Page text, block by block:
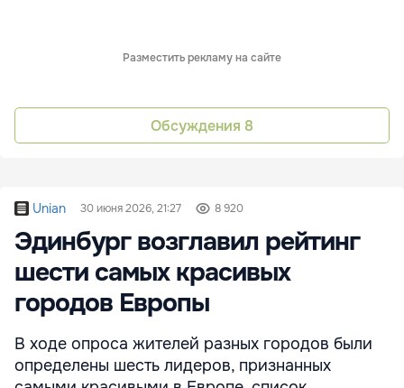
Разместить рекламу на сайте
Обсуждения 8
Unian 30 июня 2026, 21:27 8 920
Эдинбург возглавил рейтинг
шести самых красивых
городов Европы
В ходе опроса жителей разных городов были
определены шесть лидеров, признанных